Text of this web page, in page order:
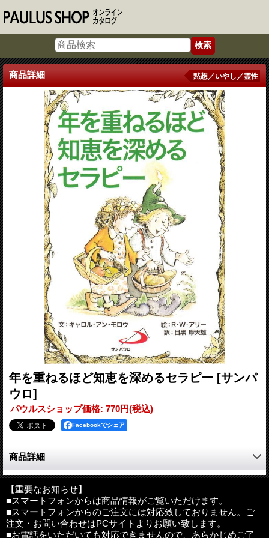
商品詳細 黙想／いやし／霊性
年を重ねるほど知恵を深めるセラピー [サンパ
ウロ]
パウルスショップ価格: 770円(税込)
Facebookでシェア
商品詳細
だれもが年を重ねます。人生のこの場面を危険と衰退と見ること
もできますが，期待と可能性に満ちたものと見ることもできると
著者は宣言しています。本書『年を重ねるほど知恵を深めるセラ
ピー』の言葉と陽気なエルフ（妖精）によって，知恵を見いだ
し，高齢期の意味を発見し，豊かな実りを結ばれることでしょ
【重要なお知らせ】
■スマートフォンからは商品情報がご覧いただけます。
■スマートフォンからのご注文には対応致しておりません。ご
注文・お問い合わせはPCサイトよりお願い致します。
■お電話をいただいても対応できませんので、あらかじめご了